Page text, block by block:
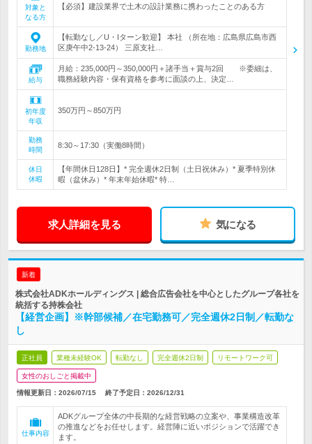
対象と
なる方
【必須】建設業界で土木の設計業務に携わったことのある方
勤務地
【転勤なし／U・Iターン歓迎】 本社 （所在地：広島県広島市西
区庚午中2-13-24） 三原支社…
給与
月給：235,000円～350,000円＋諸手当＋賞与2回 ※委細は、
職務経験内容・保有資格を参考に面談の上、決定…
初年度
年収
350万円～850万円
勤務
時間
8:30～17:30（実働8時間）
休日
休暇
【年間休日128日】* 完全週休2日制（土日祝休み）* 夏季特別休
暇（盆休み）* 年末年始休暇* 特…
求人詳細を見る 気になる
新着
株式会社ADKホールディングス | 総合広告会社を中心としたグループ各社を
統括する持株会社
【経営企画】※幹部候補／在宅勤務可／完全週休2日制／転勤な
し
正社員 業種未経験OK 転勤なし 完全週休2日制 リモートワーク可
女性のおしごと掲載中
情報更新日：2026/07/15 終了予定日： 2026/12/31
仕事内容
ADKグループ全体の中長期的な経営戦略の立案や、事業構造改革
の推進などをお任せします。経営陣に近いポジションで活躍でき
ます。